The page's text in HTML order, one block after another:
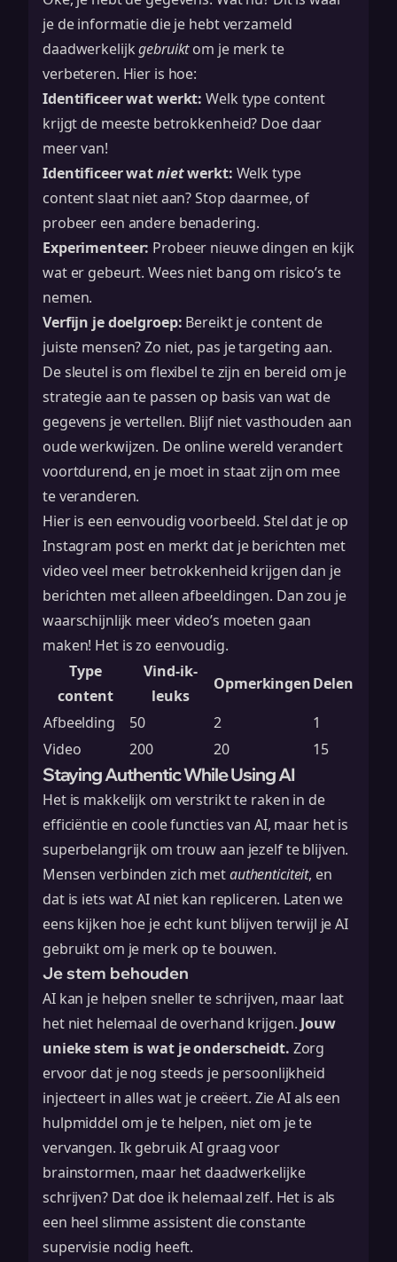
je de informatie die je hebt verzameld
daadwerkelijkgebruiktom je merk te
verbeteren. Hier is hoe:
Identificeer wat werkt: Welk type content
krijgt de meeste betrokkenheid? Doe daar
meer van!
Identificeer watnietwerkt: Welk type
content slaat niet aan? Stop daarmee, of
probeer een andere benadering.
Experimenteer: Probeer nieuwe dingen en kijk
wat er gebeurt. Wees niet bang om risico’s te
nemen.
Verfijn je doelgroep: Bereikt je content de
juiste mensen? Zo niet, pas je targeting aan.
De sleutel is om flexibel te zijn en bereid om je
strategie aan te passen op basis van wat de
gegevens je vertellen. Blijf niet vasthouden aan
oude werkwijzen. De online wereld verandert
voortdurend, en je moet in staat zijn om mee
te veranderen.
Hier is een eenvoudig voorbeeld. Stel dat je op
Instagram post en merkt dat je berichten met
video veel meer betrokkenheid krijgen dan je
berichten met alleen afbeeldingen. Dan zou je
waarschijnlijk meer video’s moeten gaan
maken! Het is zo eenvoudig.
Type
content
Vind-ik-
leuks
OpmerkingenDelen
Afbeelding
50 2
1
Video
200 20 15
Staying Authentic While Using AI
Het is makkelijk om verstrikt te raken in de
efficiëntie en coole functies van AI, maar het is
superbelangrijk om trouw aan jezelf te blijven.
Mensen verbinden zich metauthenticiteit, en
dat is iets wat AI niet kan repliceren. Laten we
eens kijken hoe je echt kunt blijven terwijl je AI
gebruikt om je merk op te bouwen.
Je stem behouden
AI kan je helpen sneller te schrijven, maar laat
het niet helemaal de overhand krijgen. Jouw
unieke stem is wat je onderscheidt. Zorg
ervoor dat je nog steeds je persoonlijkheid
injecteert in alles wat je creëert. Zie AI als een
hulpmiddel om je te helpen, niet om je te
vervangen. Ik gebruik AI graag voor
brainstormen, maar het daadwerkelijke
schrijven? Dat doe ik helemaal zelf. Het is als
een heel slimme assistent die constante
supervisie nodig heeft.